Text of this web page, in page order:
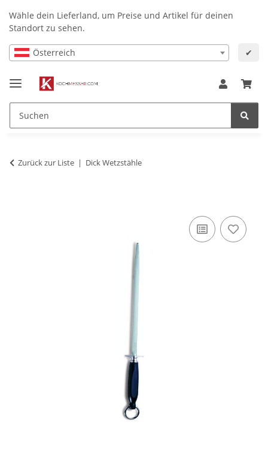
Wähle dein Lieferland, um Preise und Artikel für deinen
Standort zu sehen.
Österreich ✔
Zurück zur Liste Dick Wetzstähle